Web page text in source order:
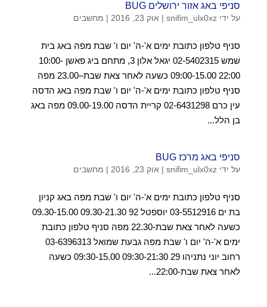
סניפי באג אזור ירושלים BUG
על ידי snifim_ulx0xz
| אוק 23, 2016 | מחשבים
סניף טלפון כתובת ימים א'-ה' יום ו' שבת מפה באג בית
שמש 02-5402315 יגאל אלון 3, מתחם ביג פאשן 10:00-
22:00 09:00-15.00 כשעה לאחר צאת שבת–23.00 מפה
סניף טלפון כתובת ימים א'-ה' יום ו' שבת מפה באג הדסה
עין כרם 02-6431298 קריית הדסה 09.00-19.00 מפה באג
בן הלל...
סניפי באג מרכז BUG
על ידי snifim_ulx0xz
| אוק 23, 2016 | מחשבים
סניף טלפון כתובת ימים א'-ה' יום ו' שבת מפה באג קניון
בת ים 03-5512916 יוספטל 92 09.30-21.30 09.30-15.00
כשעה לאחר צאת שבת-22.30 מפה סניף טלפון כתובת
ימים א'-ה' יום ו' שבת מפה גבעת שמואל 03-6396313
רחוב יוני נתניהו 29 09:30-21:30 09:30-15.00 כשעה
לאחר צאת שבת-22:00...